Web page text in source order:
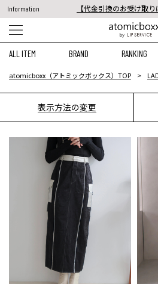
Information
【代金引換のお受け取り
税込11,000円以上のご注
ALL ITEM BRAND RANKING
atomicboxx（アトミックボックス）TOP
表示方法の変更